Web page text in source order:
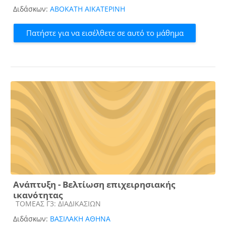
Διδάσκων: ΑΒΟΚΑΤΗ ΑΙΚΑΤΕΡΙΝΗ
Πατήστε για να εισέλθετε σε αυτό το μάθημα
Ανάπτυξη - Βελτίωση επιχειρησιακής
ικανότητας
Κατηγορία μαθήματος
ΤΟΜΕΑΣ Γ3: ΔΙΑΔΙΚΑΣΙΩΝ
Διδάσκων: ΒΑΣΙΛΑΚΗ ΑΘΗΝΑ